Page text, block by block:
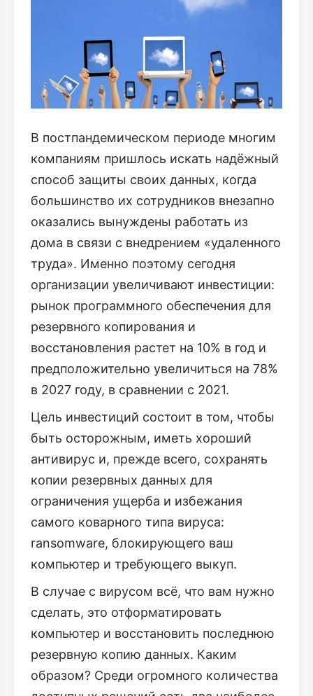
В постпандемическом периоде многим
компаниям пришлось искать надёжный
способ защиты своих данных, когда
большинство их сотрудников внезапно
оказались вынуждены работать из
дома в связи с внедрением «удаленного
труда». Именно поэтому сегодня
организации увеличивают инвестиции:
рынок программного обеспечения для
резервного копирования и
восстановления растет на 10% в год и
предположительно увеличиться на 78%
в 2027 году, в сравнении с 2021.
Цель инвестиций состоит в том, чтобы
быть осторожным, иметь хороший
антивирус и, прежде всего, сохранять
копии резервных данных для
ограничения ущерба и избежания
самого коварного типа вируса:
ransomware, блокирующего ваш
компьютер и требующего выкуп.
В случае с вирусом всё, что вам нужно
сделать, это отформатировать
компьютер и восстановить последнюю
резервную копию данных. Каким
образом? Среди огромного количества